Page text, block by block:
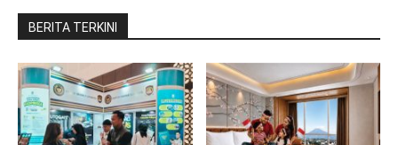
BERITA TERKINI